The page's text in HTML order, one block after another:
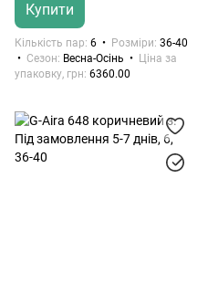
Купити
Кількість пар 6 Розміри 36-40
Сезон
Весна-Осінь
Ціна за
упаковку, грн 6360.00